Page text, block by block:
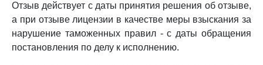
Отзыв действует с даты принятия решения об отзыве,
а при отзыве лицензии в качестве меры взыскания за
нарушение таможенных правил - с даты обращения
постановления по делу к исполнению.